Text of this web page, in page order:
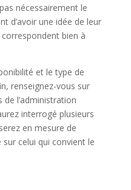
nécessairement le
d’avoir une idée de leur
bien à
et le type de
renseignez-vous sur
l’administration
interrogé plusieurs
en mesure de
celui qui convient le